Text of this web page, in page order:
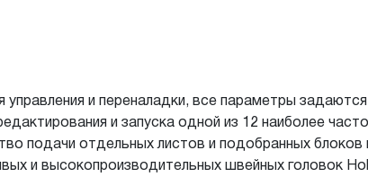
и переналадки, все параметры
и запуска одной из 12 наиболее
подачи отдельных листов и подобранных
и высокопроизводительных швейных головок